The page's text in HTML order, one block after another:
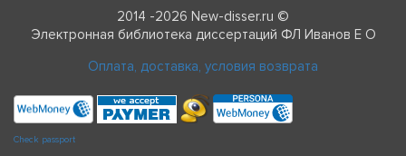
2014 -2026 New-disser.ru ©
Электронная библиотека диссертаций ФЛ Иванов Е О
Оплата, доставка, условия возврата
Check passport